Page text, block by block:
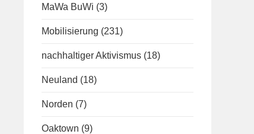
MaWa BuWi (3)
Mobilisierung (231)
nachhaltiger Aktivismus (18)
Neuland (18)
Norden (7)
Oaktown (9)